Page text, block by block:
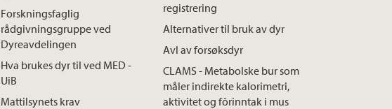
Forskningsfaglig
rådgivningsgruppe ved
Dyreavdelingen
Hva brukes dyr til ved MED -
UiB
Mattilsynets krav
registrering
Alternativer til bruk av dyr
Avl av forsøksdyr
CLAMS - Metabolske bur som
måler indirekte kalorimetri,
aktivitet og fôrinntak i mus